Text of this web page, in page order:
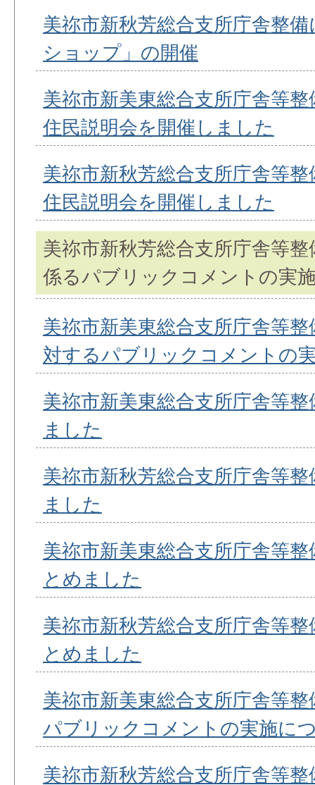
美祢市新秋芳総合支所庁舎整
ショップ」の開催
美祢市新美東総合支所庁舎等
住民説明会を開催しました
美祢市新秋芳総合支所庁舎等
住民説明会を開催しました
美祢市新秋芳総合支所庁舎等
係るパブリックコメントの実
美祢市新美東総合支所庁舎等
対するパブリックコメントの
美祢市新美東総合支所庁舎等
ました
美祢市新秋芳総合支所庁舎等
ました
美祢市新美東総合支所庁舎等
とめました
美祢市新秋芳総合支所庁舎等
とめました
美祢市新美東総合支所庁舎等
パブリックコメントの実施に
美祢市新秋芳総合支所庁舎等